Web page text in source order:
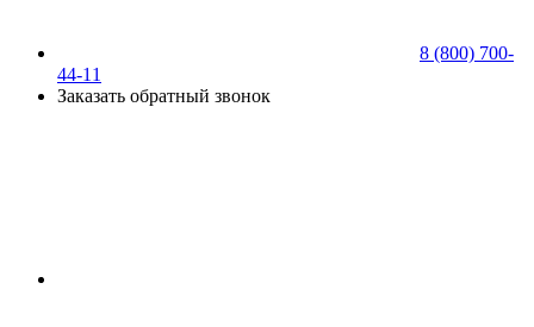
8 (800) 700-
44-11
Заказать обратный звонок